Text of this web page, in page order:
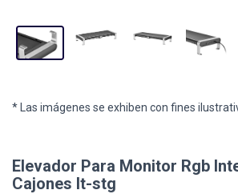
* Las imágenes se exhiben con fines
Elevador Para Monitor Rgb
Cajones It-stg